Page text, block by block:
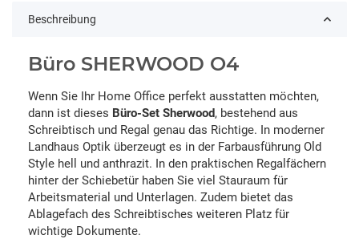
Beschreibung
Büro SHERWOOD O4
Wenn Sie Ihr Home Office perfekt ausstatten möchten,
dann ist dieses Büro-Set Sherwood, bestehend aus
Schreibtisch und Regal genau das Richtige. In moderner
Landhaus Optik überzeugt es in der Farbausführung Old
Style hell und anthrazit. In den praktischen Regalfächern
hinter der Schiebetür haben Sie viel Stauraum für
Arbeitsmaterial und Unterlagen. Zudem bietet das
Ablagefach des Schreibtisches weiteren Platz für
wichtige Dokumente.